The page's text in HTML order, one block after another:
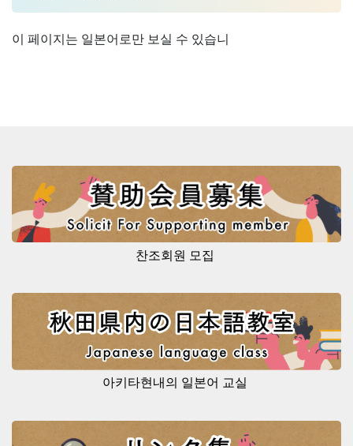
이 페이지는 일본어로만 보실 수 있습니
찬조회원 모집
아키타현내의 일본어 교실